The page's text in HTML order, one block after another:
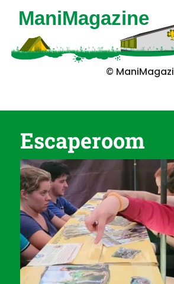
©
Escaperoom